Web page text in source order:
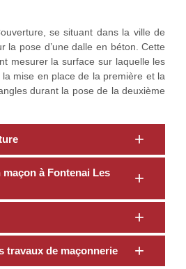
se situant dans la ville de
la pose d’une dalle en béton. Cette
mesurer la surface sur laquelle les
mise en place de la première et la
durant la pose de la deuxième
à Fontenai Les
travaux de maçonnerie